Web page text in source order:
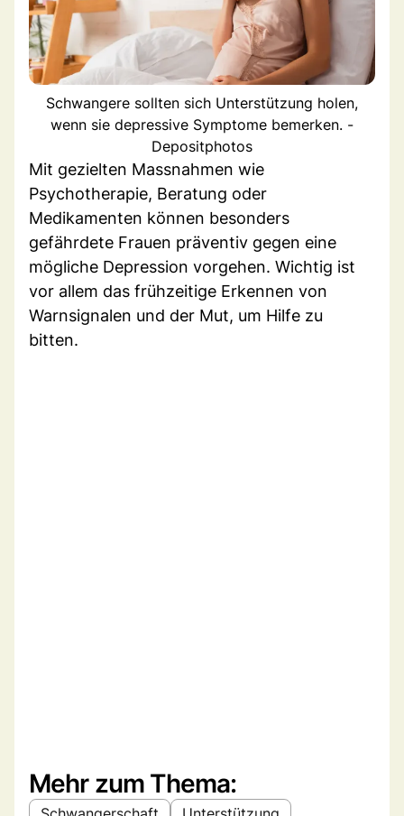
Schwangere sollten sich Unterstützung holen,
wenn sie depressive Symptome bemerken. -
Depositphotos
Mit gezielten Massnahmen wie
Psychotherapie, Beratung oder
Medikamenten können besonders
gefährdete Frauen präventiv gegen eine
mögliche Depression vorgehen. Wichtig ist
vor allem das frühzeitige Erkennen von
Warnsignalen und der Mut, um Hilfe zu
bitten.
Mehr zum Thema: